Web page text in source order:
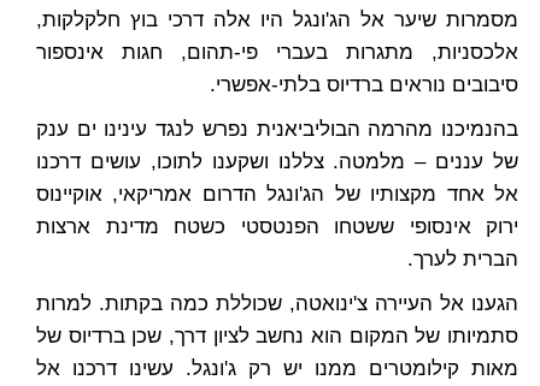
מסמרות שיער אל הג'ונגל היו אלה דרכי בוץ חלקלקות,
אלכסניות, מתגרות בעברי פי-תהום, חגות אינספור
סיבובים נוראים ברדיוס בלתי-אפשרי.
בהנמיכנו מהרמה הבוליביאנית נפרש לנגד עינינו ים ענק
של עננים – מלמטה. צללנו ושקענו לתוכו, עושים דרכנו
אל אחד מקצותיו של הג'ונגל הדרום אמריקאי, אוקיינוס
ירוק אינסופי ששטחו הפנטסטי כשטח מדינת ארצות
הברית לערך.
הגענו אל העיירה צ'ינואטה, שכוללת כמה בקתות. למרות
סתמיותו של המקום הוא נחשב לציון דרך, שכן ברדיוס של
מאות קילומטרים ממנו יש רק ג'ונגל. עשינו דרכנו אל